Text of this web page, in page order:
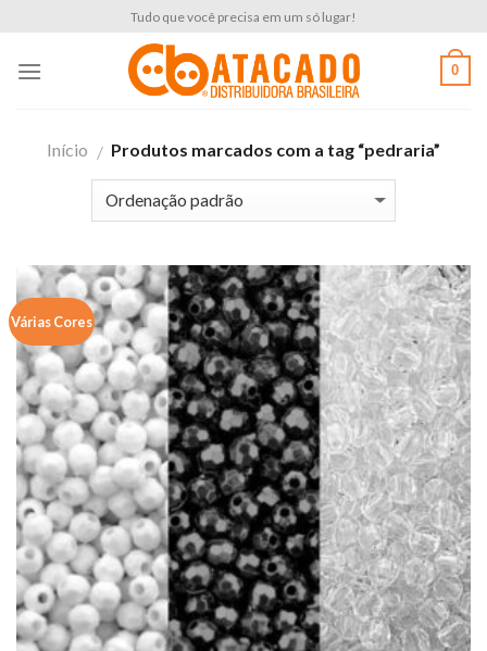
content
Tudo que você precisa em um só lugar!
0
Início / Produtos marcados com a tag “pedraria”
Várias Cores